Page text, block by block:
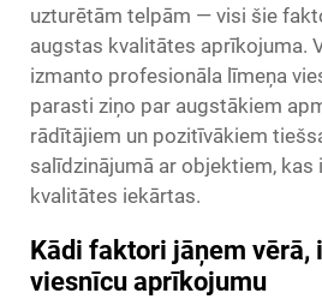
uzturētām telpām — visi šie
augstas kvalitātes aprīkojuma.
izmanto profesionāla līmeņa
parasti ziņo par augstākiem
rādītājiem un pozitīvākiem
salīdzinājumā ar objektiem, kas
kvalitātes iekārtas.
Kādi faktori jāņem vērā,
viesnīcu aprīkojumu